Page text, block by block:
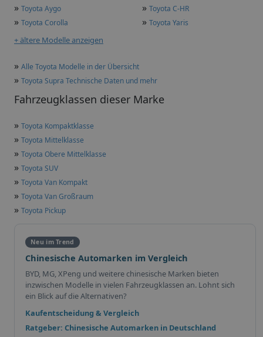
» Toyota Aygo » Toyota C-HR
» Toyota Corolla » Toyota Yaris
+ ältere Modelle anzeigen
» Alle Toyota Modelle in der Übersicht
» Toyota Supra Technische Daten und mehr
Fahrzeugklassen dieser Marke
» Toyota Kompaktklasse
» Toyota Mittelklasse
» Toyota Obere Mittelklasse
» Toyota SUV
» Toyota Van Kompakt
» Toyota Van Großraum
» Toyota Pickup
Neu im Trend
Chinesische Automarken im Vergleich
BYD, MG, XPeng und weitere chinesische Marken bieten
inzwischen Modelle in vielen Fahrzeugklassen an. Lohnt sich
ein Blick auf die Alternativen?
Kaufentscheidung & Vergleich
Ratgeber: Chinesische Automarken in Deutschland